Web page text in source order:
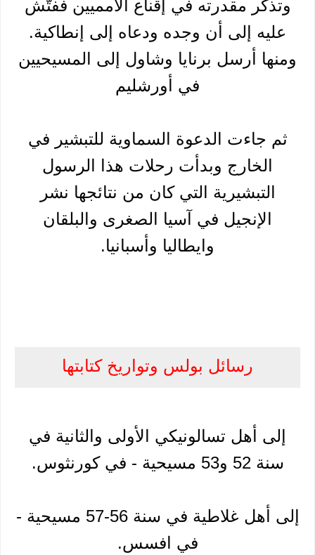
وتذكر مقدرته في إقناع الامميين ففتّش
عليه إلى أن وجده ودعاه إلى إنطاكية.
ومنها أرسل برنايا وشاول إلى المسيحيين
في أورشليم
ثم جاءت الدعوة السماوية للتبشير في
الخارج وبدأت رحلات هذا الرسول
التبشيرية التي كان من نتائجها نشر
الإنجيل في آسيا الصغرى والبلقان
وايطاليا وأسبانيا.
رسائل بولس وتواريخ كتابتها
إلى أهل تسالونيكي الأولى والثانية في
سنة 52 و53 مسيحية - في كورنثوس.
إلى أهل غلاطية في سنة 56-57 مسيحية -
في افسس.